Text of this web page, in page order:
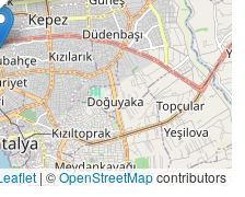
|©OpenStreetMapcontributors